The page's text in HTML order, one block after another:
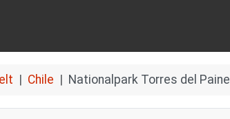
Chile Nationalpark Torres del Paine